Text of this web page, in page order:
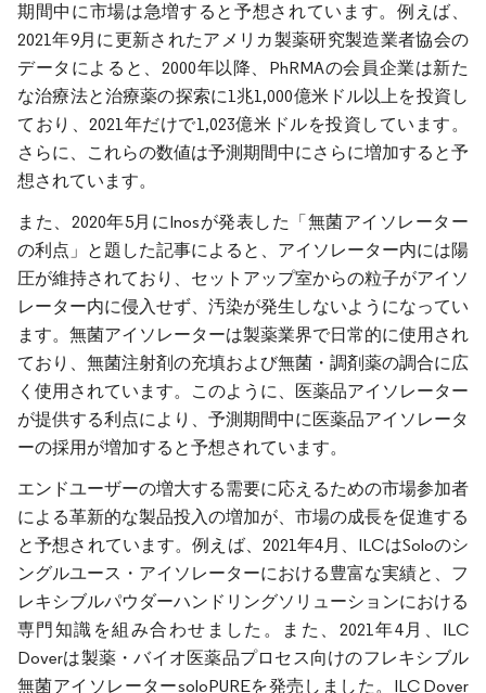
期間中に市場は急増すると予想されています。例えば、
2021年9月に更新されたアメリカ製薬研究製造業者協会の
データによると、2000年以降、PhRMAの会員企業は新た
な治療法と治療薬の探索に1兆1,000億米ドル以上を投資し
ており、2021年だけで1,023億米ドルを投資しています。
さらに、これらの数値は予測期間中にさらに増加すると予
想されています。
また、2020年5月にInosが発表した「無菌アイソレーター
の利点」と題した記事によると、アイソレーター内には陽
圧が維持されており、セットアップ室からの粒子がアイソ
レーター内に侵入せず、汚染が発生しないようになってい
ます。無菌アイソレーターは製薬業界で日常的に使用され
ており、無菌注射剤の充填および無菌・調剤薬の調合に広
く使用されています。このように、医薬品アイソレーター
が提供する利点により、予測期間中に医薬品アイソレータ
ーの採用が増加すると予想されています。
エンドユーザーの増大する需要に応えるための市場参加者
による革新的な製品投入の増加が、市場の成長を促進する
と予想されています。例えば、2021年4月、ILCはSoloのシ
ングルユース・アイソレーターにおける豊富な実績と、フ
レキシブルパウダーハンドリングソリューションにおける
専門知識を組み合わせました。また、2021年4月、ILC
Doverは製薬・バイオ医薬品プロセス向けのフレキシブル
無菌アイソレーターsoloPUREを発売しました。ILC Dover